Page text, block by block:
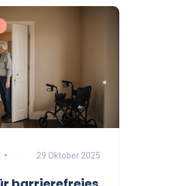
29 Oktober 2025